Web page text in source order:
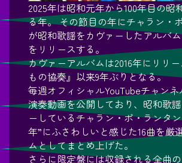
2025年は昭和元年から100年目の昭
る年。 その節目の年にチャラン・
が昭和歌謡をカヴァーしたアルバ
をリリースする。
カヴァーアルバムは2016年にリリ
もの協奏』以来9年ぶりとなる。
毎週オフィシャルYouTubeチャン
演奏動画を公開しており、昭和歌
ーしているチャラン・ポ・ランタン
年”にふさわしいと感じた16曲を厳
ムとしてまとめ上げた。
さらに限定盤には収録される全曲